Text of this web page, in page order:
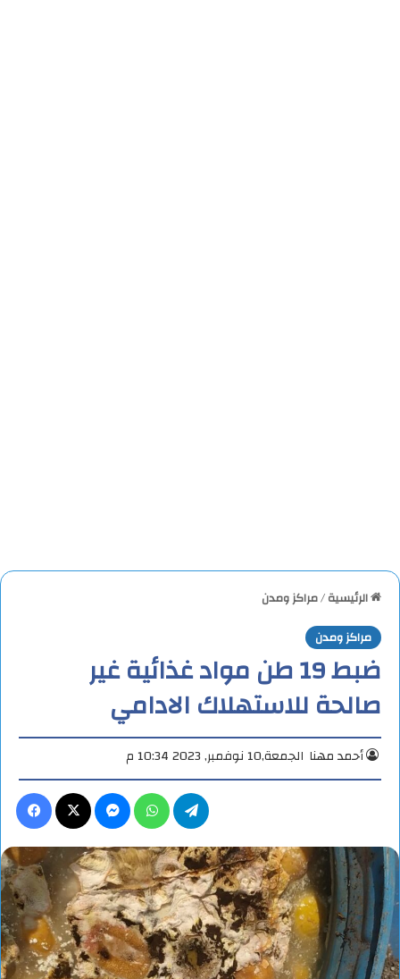
الرئيسية/مراكز ومدن
مراكز ومدن
ضبط 19 طن مواد غذائية غير
صالحة للاستهلاك الادامي
أحمد مهنا الجمعة,10 نوفمبر, 2023 10:34 م
ماسنجر واتساب تيلقرام